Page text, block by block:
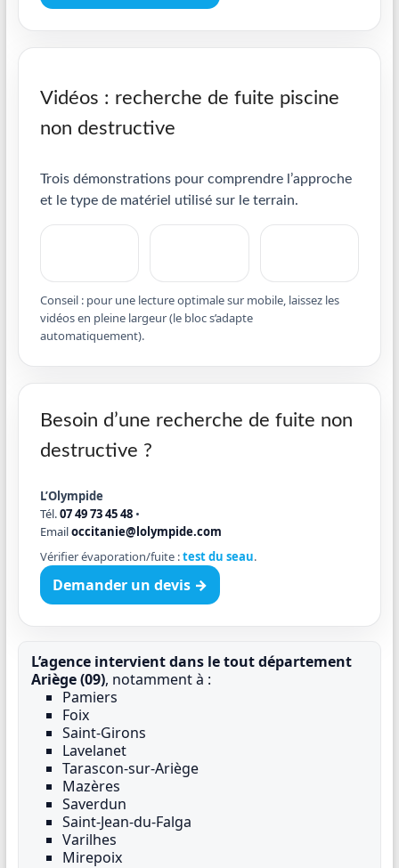
Vidéos : recherche de fuite piscine
non destructive
Trois démonstrations pour comprendre l’approche
et le type de matériel utilisé sur le terrain.
Conseil : pour une lecture optimale sur mobile, laissez les
vidéos en pleine largeur (le bloc s’adapte
automatiquement).
Besoin d’une recherche de fuite non
destructive ?
L’Olympide
Tél.07 49 73 45 48•
Emailoccitanie@lolympide.com
Vérifier évaporation/fuite :test du seau.
Demander un devis →
L’agence intervient dans le tout département
Ariège (09), notamment à :
Pamiers
Foix
Saint-Girons
Lavelanet
Tarascon-sur-Ariège
Mazères
Saverdun
Saint-Jean-du-Falga
Varilhes
Mirepoix